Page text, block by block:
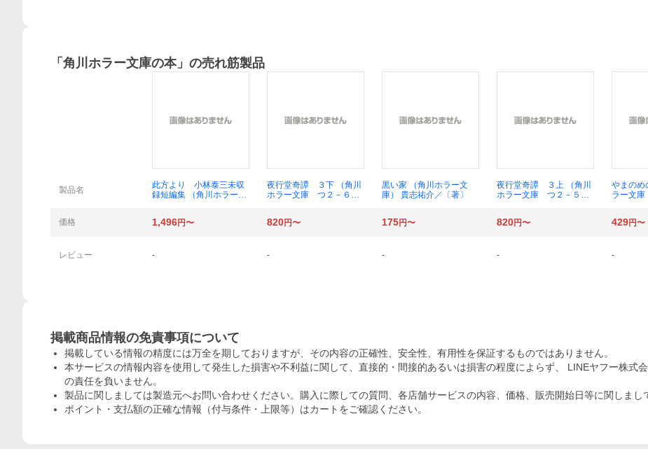
「 角川ホラー文庫の本」の売れ筋製品
製品名
此方より 小林泰三未収
録短編集 （角川ホラー文
夜行堂奇譚 ３下 （角川
ホラー文庫 つ２－６）
黒い家 （角川ホラー文
庫） 貴志祐介／〔著〕
夜行堂奇譚 ３上 （角川
ホラー文庫 つ２－５）
やまのめ
ラー文
価格
1,496円〜 820円〜 175円〜 820円〜 429円〜
レビュー - - - - -
掲載商品情報の免責事項について
掲載している情報の精度には万全を期しておりますが、その内容の正確性、安全性、有用性を保証するものではありません。
本サービスの情報内容を使用して発生した損害や不利益に関して、直接的・間接的あるいは損害の程度によらず、 LINEヤフー株式
の責任を負いません。
製品に関しましては製造元へお問い合わせください。購入に際しての質問、各店舗サービスの内容、価格、販売開始日等に関しまし
ポイント・支払額の正確な情報（付与条件・上限等）はカートをご確認ください。